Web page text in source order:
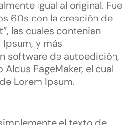
igual al original. Fue
60s con la creación de
las cuales contenian
y más
software de autoedición,
PageMaker, el cual
Lorem Ipsum.